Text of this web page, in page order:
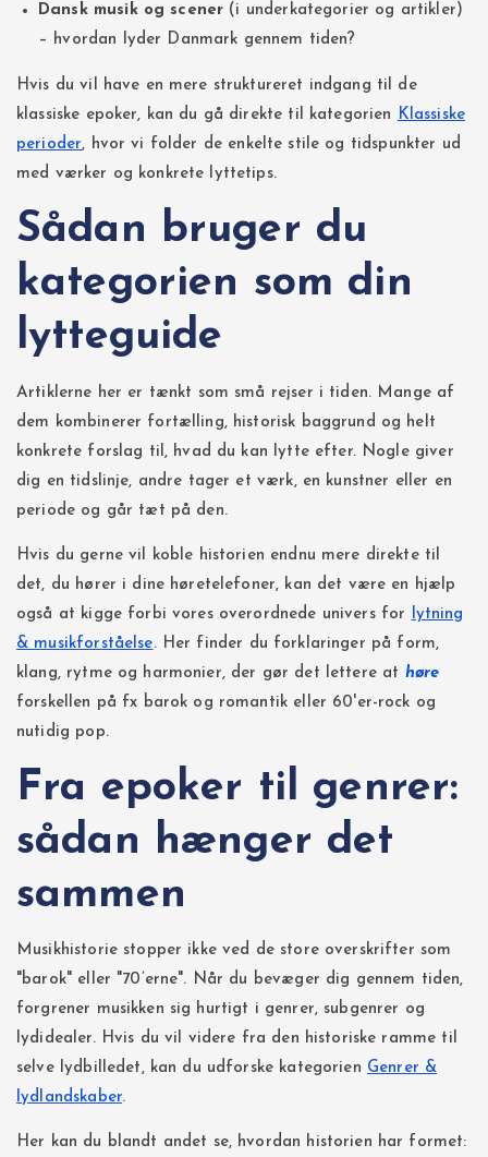
Dansk musik og scener (i underkategorier og artikler)
– hvordan lyder Danmark gennem tiden?
Hvis du vil have en mere struktureret indgang til de
klassiske epoker, kan du gå direkte til kategorien Klassiske
perioder, hvor vi folder de enkelte stile og tidspunkter ud
med værker og konkrete lyttetips.
Sådan bruger du
kategorien som din
lytteguide
Artiklerne her er tænkt som små rejser i tiden. Mange af
dem kombinerer fortælling, historisk baggrund og helt
konkrete forslag til, hvad du kan lytte efter. Nogle giver
dig en tidslinje, andre tager et værk, en kunstner eller en
periode og går tæt på den.
Hvis du gerne vil koble historien endnu mere direkte til
det, du hører i dine høretelefoner, kan det være en hjælp
også at kigge forbi vores overordnede univers for
lytning
& musikforståelse. Her finder du forklaringer på form,
klang, rytme og harmonier, der gør det lettere at høre
forskellen på fx barok og romantik eller 60'er-rock og
nutidig pop.
Fra epoker til genrer:
sådan hænger det
sammen
Musikhistorie stopper ikke ved de store overskrifter som
"barok" eller "70’erne". Når du bevæger dig gennem tiden,
forgrener musikken sig hurtigt i genrer, subgenrer og
lydidealer. Hvis du vil videre fra den historiske ramme til
selve lydbilledet, kan du udforske kategorien Genrer &
lydlandskaber.
Her kan du blandt andet se, hvordan historien har formet: